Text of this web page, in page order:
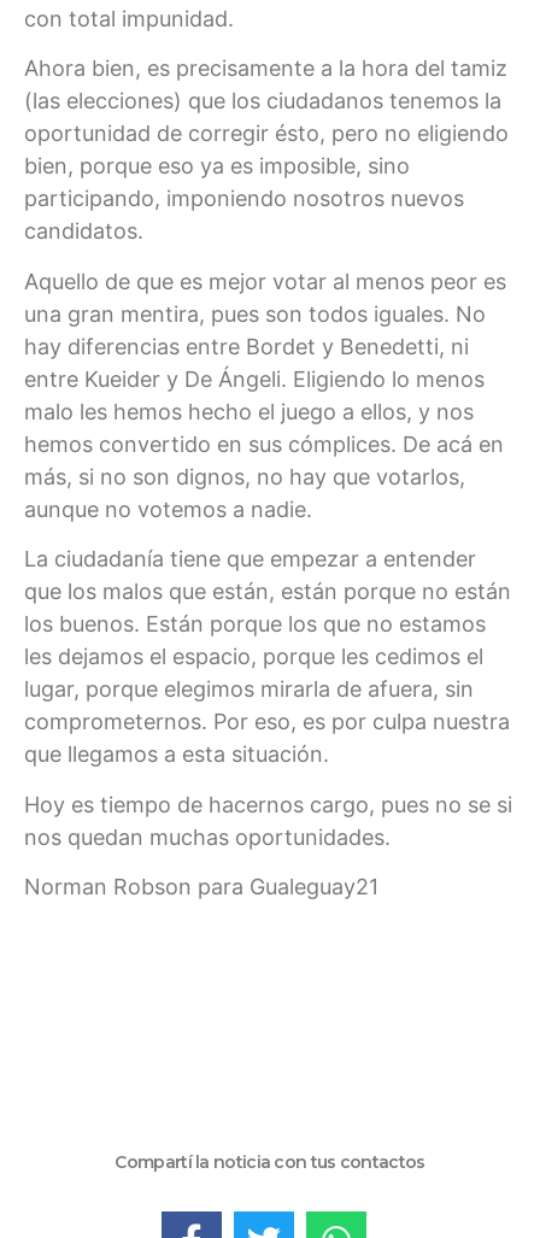
con total impunidad.
Ahora bien, es precisamente a la hora del tamiz
(las elecciones) que los ciudadanos tenemos la
oportunidad de corregir ésto, pero no eligiendo
bien, porque eso ya es imposible, sino
participando, imponiendo nosotros nuevos
candidatos.
Aquello de que es mejor votar al menos peor es
una gran mentira, pues son todos iguales. No
hay diferencias entre Bordet y Benedetti, ni
entre Kueider y De Ángeli. Eligiendo lo menos
malo les hemos hecho el juego a ellos, y nos
hemos convertido en sus cómplices. De acá en
más, si no son dignos, no hay que votarlos,
aunque no votemos a nadie.
La ciudadanía tiene que empezar a entender
que los malos que están, están porque no están
los buenos. Están porque los que no estamos
les dejamos el espacio, porque les cedimos el
lugar, porque elegimos mirarla de afuera, sin
comprometernos. Por eso, es por culpa nuestra
que llegamos a esta situación.
Hoy es tiempo de hacernos cargo, pues no se si
nos quedan muchas oportunidades.
Norman Robson para Gualeguay21
Compartí la noticia con tus contactos